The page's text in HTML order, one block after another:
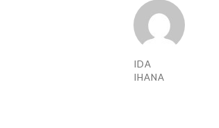
IDA
IHANA